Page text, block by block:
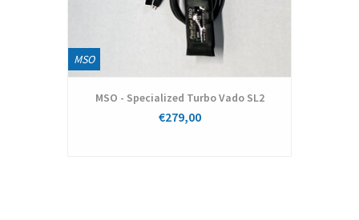
MSO
MSO - Specialized Turbo Vado SL2
€279,00